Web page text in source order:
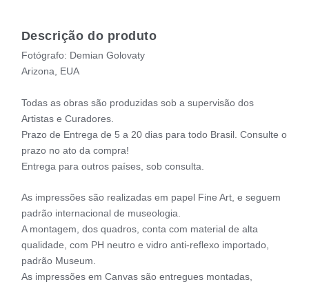
Descrição do produto
Fotógrafo: Demian Golovaty
Arizona, EUA
Todas as obras são produzidas sob a supervisão dos
Artistas e Curadores.
Prazo de Entrega de 5 a 20 dias para todo Brasil. Consulte o
prazo no ato da compra!
Entrega para outros países, sob consulta.
As impressões são realizadas em papel Fine Art, e seguem
padrão internacional de museologia.
A montagem, dos quadros, conta com material de alta
qualidade, com PH neutro e vidro anti-reflexo importado,
padrão Museum.
As impressões em Canvas são entregues montadas,